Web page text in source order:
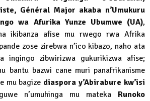
Général Major akaba n’Umukuru
wa Afurika Yunze Ubumwe (UA),
ikibanza afise mu rwego rwa Afrika
zose zirebwa n’ico kibazo, naho ata
ingingo zibwirizwa gukurikizwa afise;
bantu bazwi cane muri panafrikanisme
mu bagize diaspora y’Abirabure kw’isi
n’umuhinga mu mateka Runoko